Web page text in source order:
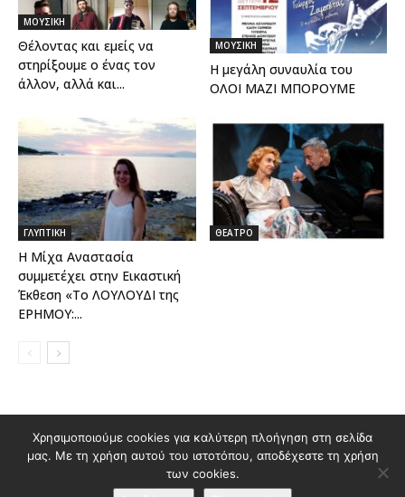
ΜΟΥΣΙΚΗ
Θέλοντας και εμείς να
στηρίξουμε ο ένας τον
άλλον, αλλά και...
ΜΟΥΣΙΚΗ
Η μεγάλη συναυλία του
ΟΛΟΙ ΜΑΖΙ ΜΠΟΡΟΥΜΕ
ΓΛΥΠΤΙΚΗ
Η Μίχα Αναστασία
συμμετέχει στην Εικαστική
Έκθεση «Το ΛΟΥΛΟΥΔΙ της
ΕΡΗΜΟΥ:...
ΘΕΑΤΡΟ
Διαφημιστείτε στο Polis Magazino
Όροι χρήσης & Πολιτική Προστασίας Προσωπικών Δεδομένων
Επικοινωνία
Χρησιμοποιούμε cookies για καλύτερη πλοήγηση στη σελίδα
μας. Με τη χρήση αυτού του ιστοτόπου, αποδέχεστε τη χρήση
των cookies.